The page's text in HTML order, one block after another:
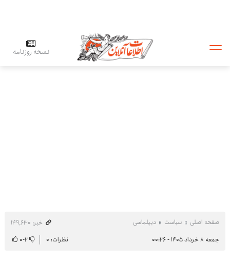
نسخه روزنامه
صفحه اصلی سیاست دیپلماسی
خبر: ۱۴۹٬۶۳۰
جمعه ۸ خرداد ۱۴۰۵ - ۰۰:۲۶
نظرات: ۰ ۲-۰